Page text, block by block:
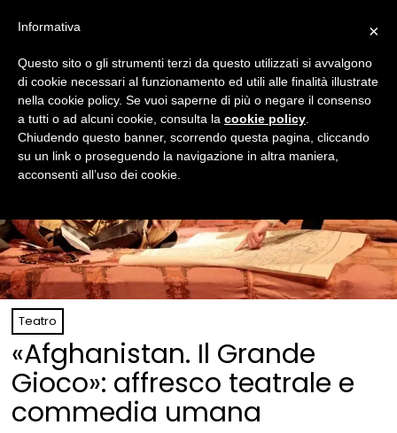
Teatro
«Afghanistan. Il Grande
Gioco»: affresco teatrale e
commedia umana
×
Informativa
Questo sito o gli strumenti terzi da questo utilizzati si avvalgono
di cookie necessari al funzionamento ed utili alle finalità illustrate
nella cookie policy. Se vuoi saperne di più o negare il consenso
a tutti o ad alcuni cookie, consulta la cookie policy
Chiudendo questo banner, scorrendo questa pagina, cliccando
su un link o proseguendo la navigazione in altra maniera,
acconsenti all’uso dei cookie.